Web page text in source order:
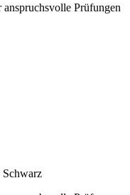
Prüfungen